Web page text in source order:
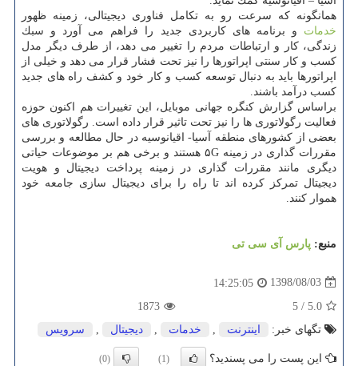
همانگونه كه سرعت رو به تكامل فناوری دیجیتالی، زمینه ظهور
خدمات و برنامه های كاربردی جدید را فراهم می آورد و سبك
زندگی، كار و ارتباطات مردم را تغییر می دهد، از طرف دیگر مدل
كسب و كار سنتی اپراتورها را نیز تحت فشار قرار می دهد و خیلی از
اپراتورها باید به دنبال توسعه كسب و كار خود و كشف راه های جدید
كسب درآمد باشند.
براساس گزارش كنگره جهانی موبایل، این تغییرات هم اكنون حوزه
فعالیت رگولاتوری ها را نیز تحت تاثیر قرار داده است. رگولاتوری های
بعضی از كشورهای منطقه آسیا- اقیانوسیه در حال مطالعه و بررسی
مقررات گذاری در زمینه ۵G هستند و برخی هم بر موضوعات حیاتی
دیگری مانند مقررات گذاری در زمینه پرداخت دیجیتال و هویت
دیجیتال تمركز كرده اند تا راه را برای دیجیتال سازی جامعه خود
هموار كنند.
منبع: پارس آی سی تی
1398/08/03
14:25:05
5.0
/
5
1873
تگهای خبر:
اینترنت خدمات دیجیتال سرویس
این پست را می پسندید؟ (1)
(0)